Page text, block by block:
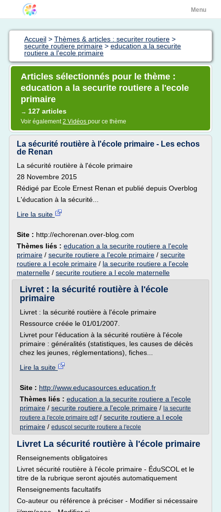
Menu
Accueil > Thèmes & articles : securiter routiere >
securite routiere primaire > education a la securite
routiere a l'ecole primaire
Articles sélectionnés pour le thème :
education a la securite routiere a l'ecole
primaire
→ 127 articles
Voir également2 Vidéos pour ce thème
La sécurité routière à l'école primaire - Les echos
de Renan
La sécurité routière à l'école primaire
28 Novembre 2015
Rédigé par Ecole Ernest Renan et publié depuis Overblog
L'éducation à la sécurité...
Lire la suite
Site : http://echorenan.over-blog.com
Thèmes liés : education a la securite routiere a l'ecole
primaire / securite routiere a l'ecole primaire / securite
routiere a l ecole primaire / la securite routiere a l'ecole
maternelle / securite routiere a l ecole maternelle
Livret : la sécurité routière à l'école
primaire
Livret : la sécurité routière à l'école primaire
Ressource créée le 01/01/2007.
Livret pour l'éducation à la sécurité routière à l'école
primaire : généralités (statistiques, les causes de décès
chez les jeunes, réglementations), fiches...
Lire la suite
Site : http://www.educasources.education.fr
Thèmes liés : education a la securite routiere a l'ecole
primaire / securite routiere a l'ecole primaire / la securite
routiere a l'ecole primaire pdf/ securite routiere a l ecole
primaire / eduscol securite routiere a l'ecole
Livret La sécurité routière à l'école primaire
Renseignements obligatoires
Livret sécurité routière à l'école primaire - ÉduSCOL et le
titre de la rubrique seront ajoutés automatiquement
Renseignements facultatifs
Co-auteur ou référence à préciser - Modifier si nécessaire